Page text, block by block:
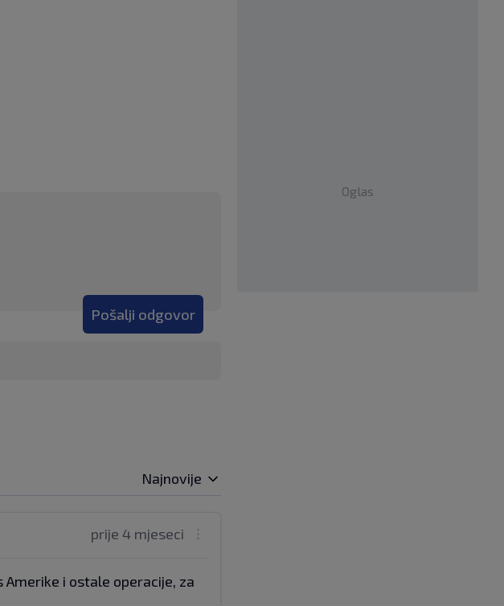
Pošalji odgovor
Najnovije
prije 4 mjeseci
i ostale operacije, za
Oglas